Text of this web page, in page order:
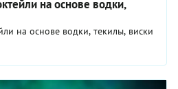
на основе водки,
на основе водки, текилы, виски